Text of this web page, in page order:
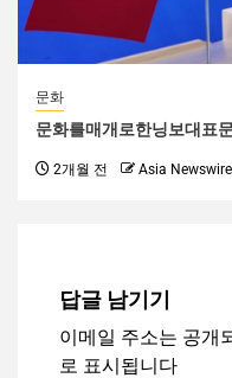
문화
문화를매개로한닝보대표
2개월 전 Asia Newswire
답글 남기기
이메일 주소는 공개
로 표시됩니다